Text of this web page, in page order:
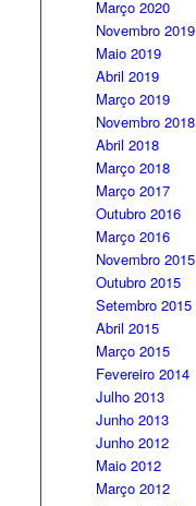
Março 2020
Novembro 2019
Maio 2019
Abril 2019
Março 2019
Novembro 2018
Abril 2018
Março 2018
Março 2017
Outubro 2016
Março 2016
Novembro 2015
Outubro 2015
Setembro 2015
Abril 2015
Março 2015
Fevereiro 2014
Julho 2013
Junho 2013
Junho 2012
Maio 2012
Março 2012